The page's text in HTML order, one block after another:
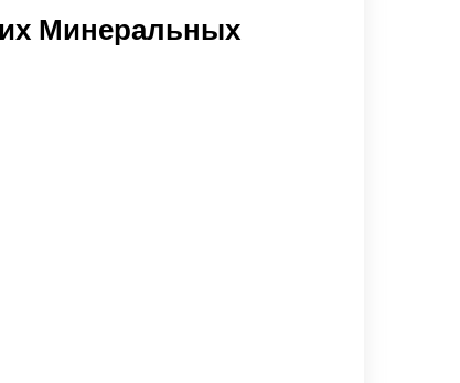
Минеральных